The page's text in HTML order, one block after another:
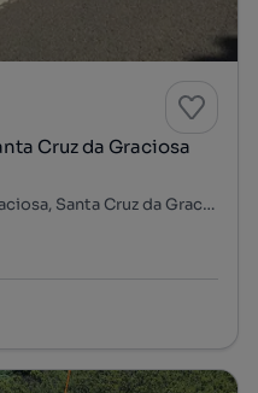
Cruz da Graciosa
Rua da Matriz, Santa Cruz da Graciosa, Santa Cruz da Graciosa, Ilha da Graciosa